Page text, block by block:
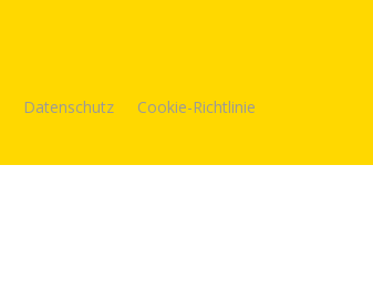
Datenschutz Cookie-Richtlinie